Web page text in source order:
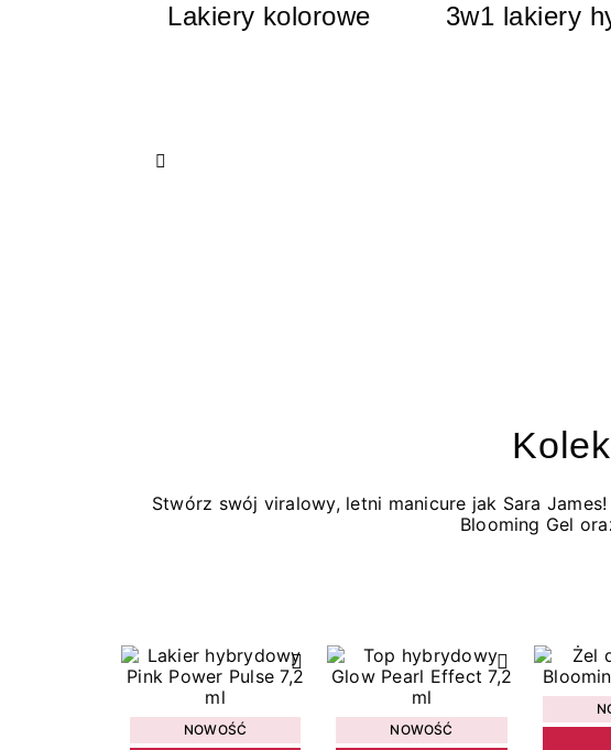
Lakiery kolorowe 3w1 lakiery
Stwórz swój viralowy, letni manicure jak Sara
Blooming Gel
NOWOŚĆ
NOWOŚĆ